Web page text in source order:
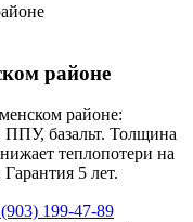
районе
районе:
базальт. Толщина
теплопотери на
5 лет.
199-47-89